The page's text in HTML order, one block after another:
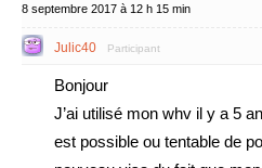
8 septembre 2017 à 12 h 15 min
Julic40 Participant
Bonjour
J’ai utilisé mon whv il y a 5
est possible ou tentable de